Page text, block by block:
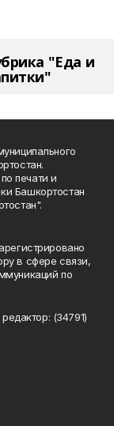
"Еда и
печати и
Башкортостан
в сфере связи,
по
(34791)